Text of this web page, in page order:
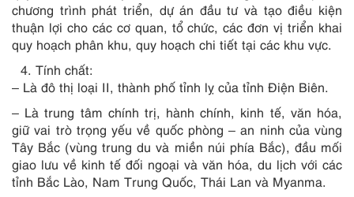
chương trình phát triển, dự án đầu tư và tạo điều kiện
thuận lợi cho các cơ quan, tổ chức, các đơn vị triển khai
quy hoạch phân khu, quy hoạch chi tiết tại các khu vực.
Tính chất:
– Là đô thị loại II, thành phố tỉnh lỵ của tỉnh Điện Biên.
– Là trung tâm chính trị, hành chính, kinh tế, văn hóa,
giữ vai trò trọng yếu về quốc phòng – an ninh của vùng
Tây Bắc (vùng trung du và miền núi phía Bắc), đầu mối
giao lưu về kinh tế đối ngoại và văn hóa, du lịch với các
tỉnh Bắc Lào, Nam Trung Quốc, Thái Lan và Myanma.